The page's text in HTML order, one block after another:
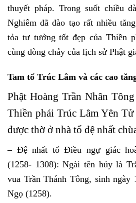
thuyết pháp. Trong suốt chiều
Nghiêm đã đào tạo rất nhiều
tỏa tư tưởng tốt đẹp của Thiền
cùng dòng chảy của lịch sử Phật
Tam tổ Trúc Lâm và các cao
Phật Hoàng Trần Nhân
Thiền phái Trúc Lâm Yên
được thờ ở nhà tổ đệ nhất
– Đệ nhất tổ Điều ngự giác
(1258- 1308): Ngài tên húy là
vua Trần Thánh Tông, sinh ngày
Ngọ (1258).